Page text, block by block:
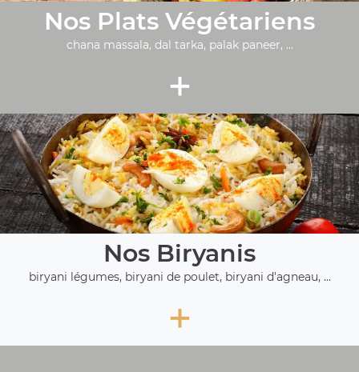
Nos Plats Végétariens
chana massala, dal tarka, palak paneer, ...
+
Nos Biryanis
biryani légumes, biryani de poulet, biryani d'agneau, ...
+